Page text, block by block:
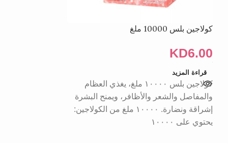
كولاجين بلس 10000 ملغ
KD6.00
قراءة المزيد
كولاجين بلس ١٠٠٠٠ ملغ، يغذي العظام
والمفاصل والشعر والأظافر، ويمنح البشرة
إشراقة ونضارة. ١٠٠٠٠ ملغ من الكولاجين:
يحتوي على ١٠٠٠٠